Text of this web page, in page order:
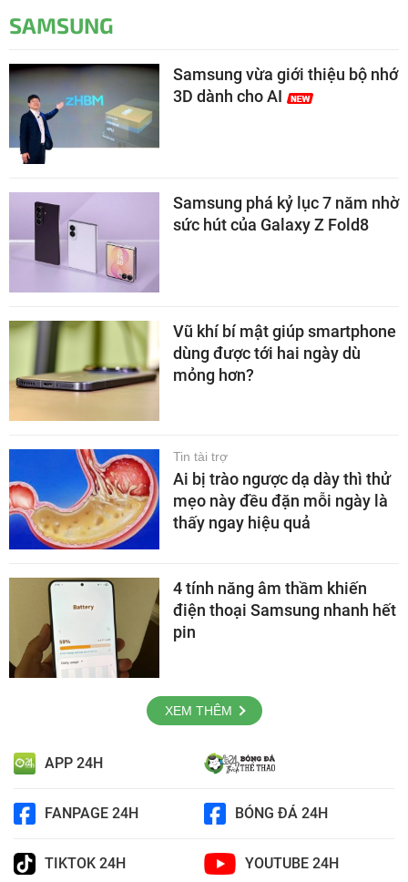
SAMSUNG
Samsung vừa giới thiệu bộ nhớ
3D dành cho AI
Samsung phá kỷ lục 7 năm nhờ
sức hút của Galaxy Z Fold8
Vũ khí bí mật giúp smartphone
dùng được tới hai ngày dù
mỏng hơn?
Tin tài trợ
Ai bị trào ngược dạ dày thì thử
mẹo này đều đặn mỗi ngày là
thấy ngay hiệu quả
4 tính năng âm thầm khiến
điện thoại Samsung nhanh hết
pin
XEM THÊM
APP 24H
FANPAGE 24H BÓNG ĐÁ 24H
TIKTOK 24H YOUTUBE 24H